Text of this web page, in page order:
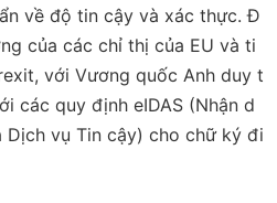
về độ tin cậy và xác thực. Đ
của các chỉ thị của EU và ti
với Vương quốc Anh duy t
các quy định eIDAS (Nhận d
vụ Tin cậy) cho chữ ký đi